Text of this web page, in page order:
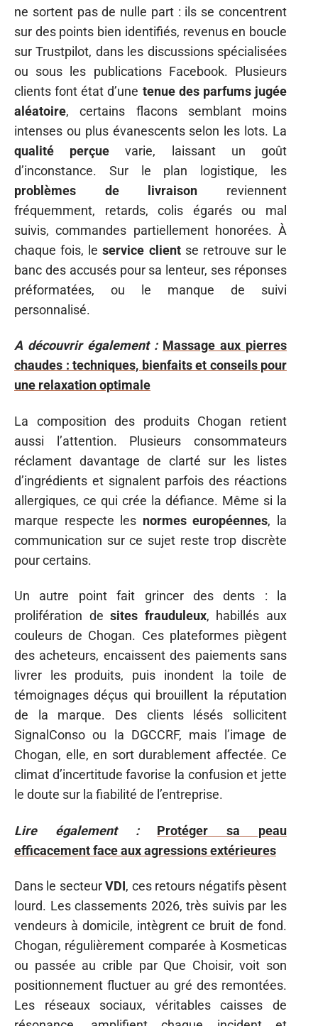
ne sortent pas de nulle part : ils se concentrent
sur des points bien identifiés, revenus en boucle
sur Trustpilot, dans les discussions spécialisées
ou sous les publications Facebook. Plusieurs
clients font état d’une tenue des parfums jugée
aléatoire, certains flacons semblant moins
intenses ou plus évanescents selon les lots. La
qualité perçue varie, laissant un goût
d’inconstance. Sur le plan logistique, les
problèmes de livraison reviennent
fréquemment, retards, colis égarés ou mal
suivis, commandes partiellement honorées. À
chaque fois, leservice clientse retrouve sur le
banc des accusés pour sa lenteur, ses réponses
préformatées, ou le manque de suivi
personnalisé.
A découvrir également : Massage aux pierres
chaudes : techniques, bienfaits et conseils pour
une relaxation optimale
La composition des produits Chogan retient
aussi l’attention. Plusieurs consommateurs
réclament davantage de clarté sur les listes
d’ingrédients et signalent parfois des réactions
allergiques, ce qui crée la défiance. Même si la
marque respecte les normes européennes, la
communication sur ce sujet reste trop discrète
pour certains.
Un autre point fait grincer des dents : la
prolifération desites frauduleux, habillés aux
couleurs de Chogan. Ces plateformes piègent
des acheteurs, encaissent des paiements sans
livrer les produits, puis inondent la toile de
témoignages déçus qui brouillent la réputation
de la marque. Des clients lésés sollicitent
SignalConso ou la DGCCRF, mais l’image de
Chogan, elle, en sort durablement affectée. Ce
climat d’incertitude favorise la confusion et jette
le doute sur la fiabilité de l’entreprise.
Lire également :
Protéger sa peau
efficacement face aux agressions extérieures
Dans le secteurVDI, ces retours négatifs pèsent
lourd. Les classements 2026, très suivis par les
vendeurs à domicile, intègrent ce bruit de fond.
Chogan, régulièrement comparée à Kosmeticas
ou passée au crible par Que Choisir, voit son
positionnement fluctuer au gré des remontées.
Les réseaux sociaux, véritables caisses de